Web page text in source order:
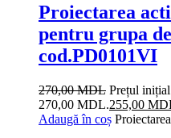
Proiectarea
pentru grupa
cod.PD0101VI
270,00MDL Prețul
270,00 MDL.255,00
Adaugă în coș